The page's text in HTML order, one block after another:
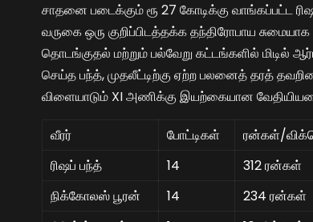
சாதனை படைக்கும் ரூ 27 கோடிக்கு வாங்கப்பட்ட
வருகை ஒரு குறிப்பிடத்தக்க தந்திரோபாய
தொடங்குதல் மற்றும் பல்வேறு கட்டங்களில் மிடில்
செய்த பந்த், முதலீட்டிற்கு ஏற்ற பலனைத் தரத்
விளையாடும் XI அணிக்கு இயற்கையான
வீரர் போட்டிகள் ரன்கள்/
ரிஷப் பந்த்
14 312 ரன்கள்
நிக்கோலஸ் பூரன்
14 234 ரன்கள்